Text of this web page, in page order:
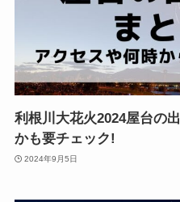
利根川大花火2024屋台の
かも要チェック!
2024年9月5日